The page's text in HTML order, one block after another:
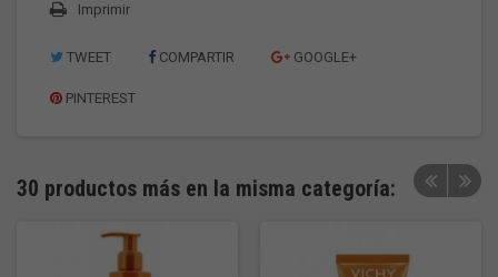
Imprimir
TWEET COMPARTIR GOOGLE+
PINTEREST
30 productos más en la misma categoría: